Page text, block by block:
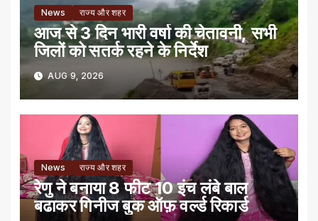
News राज्य और शहर
आज से 3 दिन भारी वर्षा की चेतावनी, सभी
जिलों को सतर्क रहने के निर्देश
AUG 9, 2026
News राज्य और शहर
रेणु ने बनाया 8 फीट 10 इंच लंबे बाल
बढाकर गिनीज बुक ऑफ़ वर्ल्ड रिकार्ड